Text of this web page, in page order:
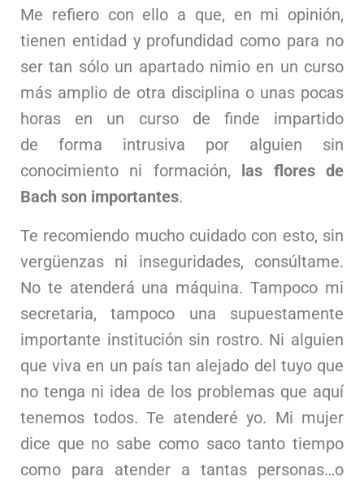
Me refiero con ello a que, en mi opinión,
tienen entidad y profundidad como para no
ser tan sólo un apartado nimio en un curso
más amplio de otra disciplina o unas pocas
horas en un curso de finde impartido
de forma intrusiva por alguien sin
conocimiento ni formación,
las flores de
Bach son importantes.
Te recomiendo mucho cuidado con esto, sin
vergüenzas ni inseguridades, consúltame.
No te atenderá una máquina. Tampoco mi
secretaria, tampoco una supuestamente
importante institución sin rostro. Ni alguien
que viva en un país tan alejado del tuyo que
no tenga ni idea de los problemas que aquí
tenemos todos. Te atenderé yo. Mi mujer
dice que no sabe como saco tanto tiempo
como para atender a tantas personas…o